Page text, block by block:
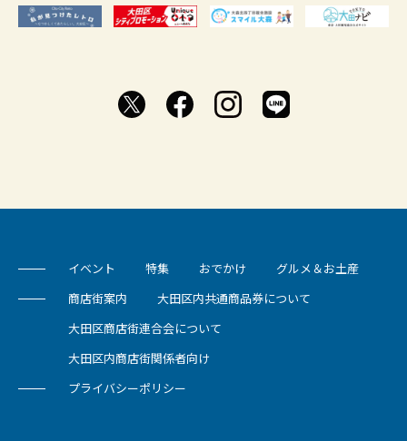
イベント 特集 おでかけ グルメ＆お土産
商店街案内 大田区内共通商品券について
大田区商店街連合会について
大田区内商店街関係者向け
プライバシーポリシー